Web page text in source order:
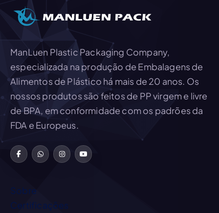
ManLuen Plastic Packaging Company,
especializada na produção de Embalagens de
Alimentos de Plástico há mais de 20 anos. Os
nossos produtos são feitos de PP virgem e livre
de BPA, em conformidade com os padrões da
FDA e Europeus.
Sobre
Certificações